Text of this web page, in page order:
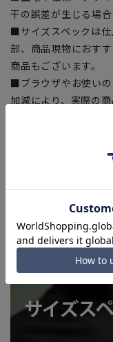
干の誤差が生じる場
■サイズスペックは
部、商品現物におす
商品もございます。
■ブラウザやお使い
加減により、実際の
■店舗や各モールサ
上、ご注文いただい
を完了できない場合
■お急ぎ発送のご注
よってはお急ぎ発送
す。